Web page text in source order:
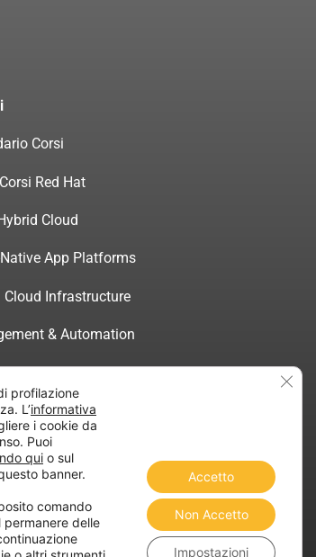
Corsi
Red Hat
Cloud
App Platforms
Cloud Infrastructure
& Automation
di Consulenza Certificata
profilazione
L’informativa
i cookie da
Puoi
qui o sul
banner.
comando
delle
Accetto
Non Accetto
Impostazioni